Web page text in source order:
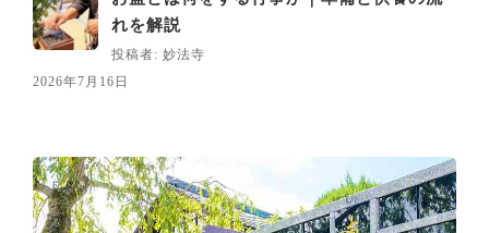
れを解説
投稿者: 妙法寺
2026年7月16日